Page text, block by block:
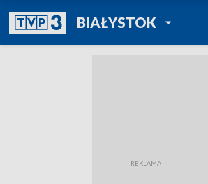
BIAŁYSTOKPOWRÓT DO
TVP REGIONY